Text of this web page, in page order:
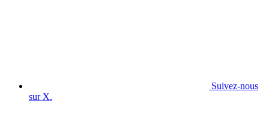
Suivez-nous
sur X.